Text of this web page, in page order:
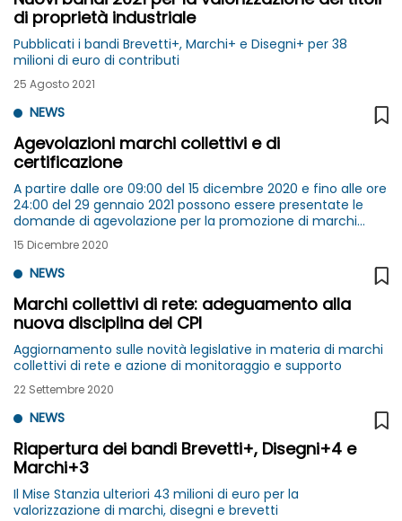
di proprietà industriale
Pubblicati i bandi Brevetti+, Marchi+ e Disegni+ per 38
milioni di euro di contributi
25 Agosto 2021
NEWS
Agevolazioni marchi collettivi e di
certificazione
A partire dalle ore 09:00 del 15 dicembre 2020 e fino alle ore
24:00 del 29 gennaio 2021 possono essere presentate le
domande di agevolazione per la promozione di marchi
collettivi e di certificazione
15 Dicembre 2020
NEWS
Marchi collettivi di rete: adeguamento alla
nuova disciplina del CPI
Aggiornamento sulle novità legislative in materia di marchi
collettivi di rete e azione di monitoraggio e supporto
22 Settembre 2020
NEWS
Riapertura dei bandi Brevetti+, Disegni+4 e
Marchi+3
Il Mise Stanzia ulteriori 43 milioni di euro per la
valorizzazione di marchi, disegni e brevetti